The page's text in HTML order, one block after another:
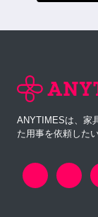
ANYTIMESは、家
た用事を依頼した